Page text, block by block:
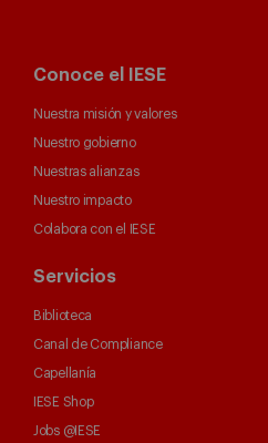
Conoce el IESE
Nuestra misión y valores
Nuestro gobierno
Nuestras alianzas
Nuestro impacto
Colabora con el IESE
Servicios
Biblioteca
Canal de Compliance
Capellanía
IESE Shop
Jobs @IESE